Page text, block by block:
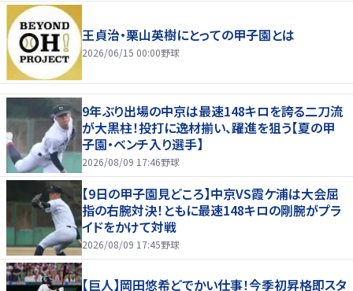
王貞治・栗山英樹にとっての甲子園とは
2026/06/15 00:00野球
9年ぶり出場の中京は最速148キロを誇る二刀流
が大黒柱！投打に逸材揃い、躍進を狙う【夏の甲
子園・ベンチ入り選手】
2026/08/09 17:46野球
【9日の甲子園見どころ】中京VS霞ケ浦は大会屈
指の右腕対決！ともに最速148キロの剛腕がプラ
イドをかけて対戦
2026/08/09 17:45野球
【巨人】岡田悠希どでかい仕事！今季初昇格即スタ